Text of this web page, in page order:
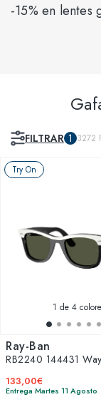
-15% en lentes
FILTRAR 1 3272
Try On
1 de 4
Ray-Ban
RB2240 144431
133,00€
Entrega Martes 11 Agosto